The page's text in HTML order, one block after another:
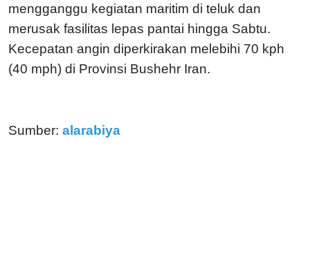
mengganggu kegiatan maritim di teluk dan
merusak fasilitas lepas pantai hingga Sabtu.
Kecepatan angin diperkirakan melebihi 70 kph
(40 mph) di Provinsi Bushehr Iran.
Sumber: alarabiya